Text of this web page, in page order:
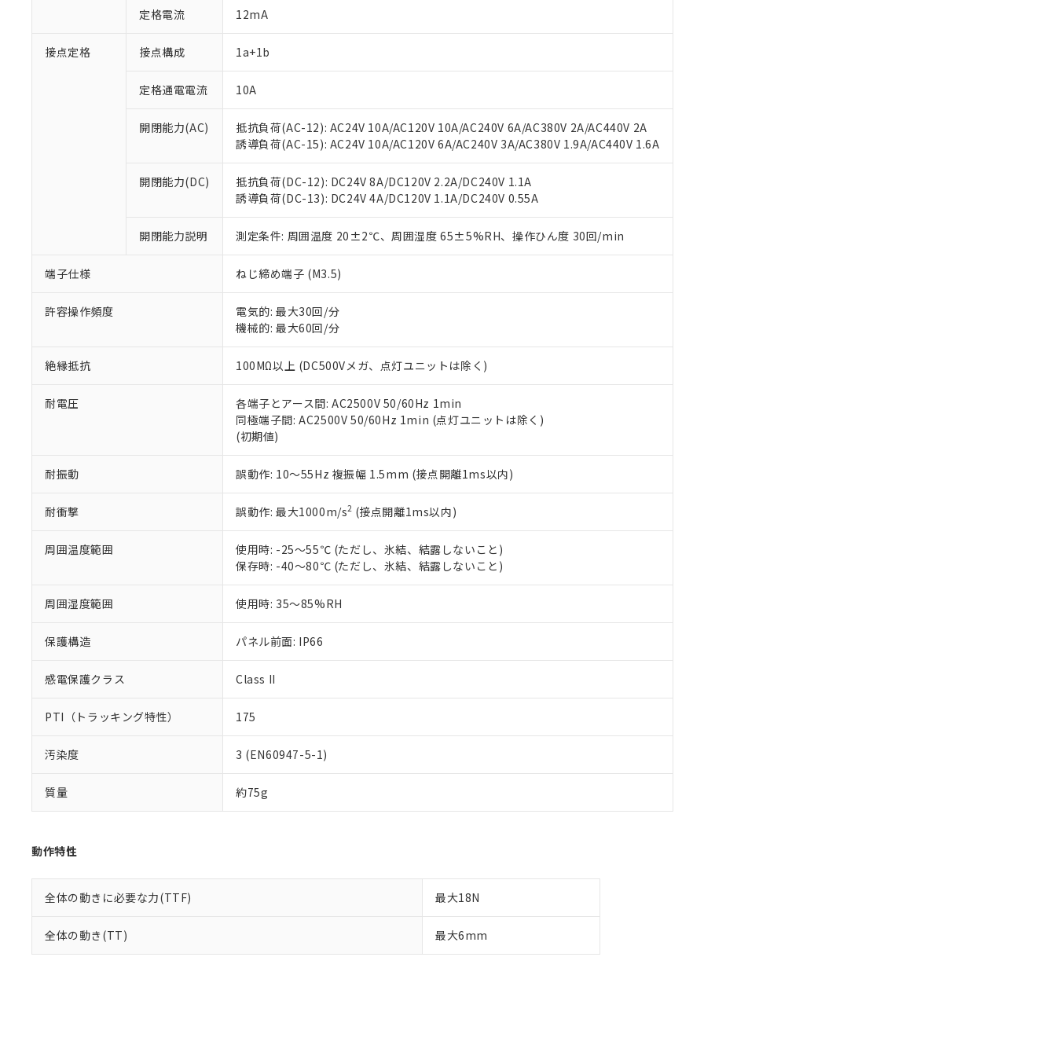
定格電流 12mA
接点定格 接点構成 1a+1b
定格通電電流 10A
開閉能力(AC)
抵抗負荷(AC-12): AC24V 10A/AC120V 10A/AC240V 6A/AC380V 2A/AC440V 2A
誘導負荷(AC-15): AC24V 10A/AC120V 6A/AC240V 3A/AC380V 1.9A/AC440V 1.6A
開閉能力(DC)
抵抗負荷(DC-12): DC24V 8A/DC120V 2.2A/DC240V 1.1A
誘導負荷(DC-13): DC24V 4A/DC120V 1.1A/DC240V 0.55A
開閉能力説明 測定条件: 周囲温度 20±2℃、周囲湿度 65±5%RH、操作ひん度 30回/min
端子仕様 ねじ締め端子 (M3.5)
許容操作頻度
電気的: 最大30回/分
機械的: 最大60回/分
絶縁抵抗 100MΩ以上 (DC500Vメガ、点灯ユニットは除く)
耐電圧
各端子とアース間: AC2500V 50/60Hz 1min
同極端子間: AC2500V 50/60Hz 1min (点灯ユニットは除く)
(初期値)
耐振動 誤動作: 10～55Hz 複振幅 1.5mm (接点開離1ms以内)
耐衝撃 誤動作: 最大1000m/s2 (接点開離1ms以内)
周囲温度範囲
使用時: -25～55℃ (ただし、氷結、結露しないこと)
保存時: -40～80℃ (ただし、氷結、結露しないこと)
周囲湿度範囲 使用時: 35～85%RH
保護構造 パネル前面: IP66
感電保護クラス Class II
PTI（トラッキング特性） 175
汚染度 3 (EN60947-5-1)
質量 約75g
動作特性
全体の動きに必要な力(TTF) 最大18N
全体の動き(TT) 最大6mm
ご利用条件
以下の条件をお読みいただき、同意のうえご利用ください。
本サービスは、当社制御機器事業取扱商品の当社在庫状況および標準価格(税抜)を提供させていただ
くものです。
当社制御機器事業取扱商品の中には、本サービスの対象外となる商品もあることをご了承ください。
在庫状況および標準価格照会結果は、記載している更新日時点での社内データに基づき作成されるも
のであり、閲覧された時点での実際の在庫および標準価格とは異なる場合があることをご了承くださ
い。
正式な納期状況および標準価格はお客様のお取引先、またはお客様担当のオムロン制御機器販売店・
当社販売員にご相談ください。
オムロン制御機器販売店や当社販売拠点は「販売ネットワーク
」をご確認ください。
在庫状況および標準価格結果を当社の事前の承諾なく第三者に漏洩または開示しないようお願いしま
す。
ている必要があります。
お客様が当ウェブサイト上で当社にご登録された部品リストについて、当社および当社の共同利用者
が、当社の製品・サービスに関するお客様との取引・商談に必要な範囲で利用することをご了承くだ
さい。
※当社の共同利用者とは、"個人情報の共同利用に関して"
の「1.共同利用者の範囲」に記載されて
いる法人を指します。
対応予定なし：EU RoHS指令（10物質）の非含有に非対応の商品で、対応品を出す予定はありません。
調査・確認中：EU RoHS指令（10物質）の非含有の対応状況を調査中または確認中の商品です。
非該当品：ライセンス料など無形物で、有害物質有無と関係のない商品です。
仕入先様の事情により、非含有部品としていたものが、含有品と判明した場合などやむを得ず変更すること
があります。
鉛(Pb) 1000ppm以下、 水銀(Hg) 1000ppm以下、 カドミウム(Cd) 100ppm以下、
六価クロム(Cr(Ⅵ)) 1000ppm以下、ポリ臭化ビフェニル類(PBB) 1000ppm以下、ポリ臭化ジフェニルエーテル類(PBDE) 1000ppm以下、
フタル酸ビス(2-エチルヘキシル) (DEHP)(別名：DOP) 1000ppm以下、フタル酸ブチルベンジル（BBP） 1000ppm以下、フタル酸ジブチ
ル（DBP） 1000ppm以下、フタル酸ジイソブチル (DIBP) 1000ppm以下
但し、RoHS指令で産業用監視および制御機器に対する適用除外項目は除く。
フタル酸エステル類の４物質については閾値を超える意図的な使用がないことを確認しています。
※2 対応予定月
部品在庫の切り替え状況などにより、予定月が前後することがあります。
※3 非含有証明書ダウンロード
下記の非含有証明書をダウンロードすることができます。
EU RoHS指令（10物質）の非含有証明書
51物質の非含有証明書（当社基準）
※本証明書は発行日時点で非含有を証明するもので、過去に遡って非含有を証明するものではありません。
また、RoHS指令のフタル酸エステル類４物質の対応では、対応完了までの期間は出荷製品に未対応品が
混在することから備考欄に対応日を記載しておりました。
既に当社にて対応品への在庫切替を完了していることから、特段のことがない限り、2022年1月12日よ
「○」：最大均質材料含有率が中国RoHSの基準値以下であることを示します。
「×」：最大均質材料含有率が中国RoHSの基準値を超えていることを示します。
「－」：未確認です。当社販売部門へお問い合わせください。
*中国RoHS10物質の基準値 (GB/T26572)：
Pb(鉛) :1000ppm、 Hg(水銀) : 1000ppm、 Cd(カドミウム) : 100ppm、
Cr(Ⅵ)(六価クロム) : 1000ppm、 PBBs(ポリ臭化ビフェニル類) : 1000ppm、 PBDEs(ポリ臭化ジフェニルエーテル類) : 1000ppm、
DBP(フタル酸ジブチル) : 1000ppm、 DIBP(フタル酸ジイソブチル) : 1000ppm、 BBP(フタル酸ブチルベンジル) : 1000ppm、
※2 環境保護使用期限
「ｅ」：有害物質（10物質）のすべてが基準値以下であることを示します。
「10」：通常の使用状況下において有害物質が外部に漏えいし、環境に深刻な影響を及ぼさない年数を意
味します。
「－」：未確認です。当社販売部門へお問い合わせください。
当社は、これら貴社製品のうち、外国為替および外国貿易法に定める商品（以下｢規制貨物等」とい
う）を輸出または国外への提供する場合は、日本国政府の輸出許可(または役務取引許可)を取得する
などの必要な手続きをとります。
ます。
当社は貴社製品を、核兵器、ミサイル、化学兵器、生物兵器またはその他武器並びにこれらの製造装
置等に一切使用いたしません。
当社は、貴社製品を第三者に販売する場合は、上記1、2および3の内容を当該第三者に通知します。
また当社は、販売先および販売に係わる関係者が違法に輸出するおそれがある場合は、取り引きをい
たしません。
記
号
説明
○ 一定数以上の在庫あり
△ 一定数には満たないが在庫あり
－
在庫なし(最新の在庫状況については、お客様のお取引先、またはお客様担当のオムロン制御
機器販売店・当社販売員にご確認ください)
空
白
受注生産機種、また在庫状況の情報を公開していない機種